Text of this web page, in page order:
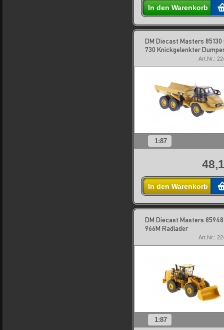
In den Warenkorb
DM Diecast Masters 85130
730 Knickgelenkter
Art.Nr.:
1:87
In den Warenkorb
DM Diecast Masters
966M Radlader
Art.Nr.:
1:87